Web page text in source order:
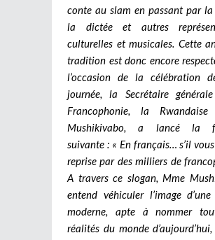
conte au slam en passant par la
la dictée et autres
culturelles et musicales. Cette
tradition est donc encore
l’occasion de la célébration
journée, la Secrétaire
Francophonie, la Rwandaise
Mushikivabo, a lancé la
suivante : « En français… s’il
reprise par des milliers de
A travers ce slogan, Mme
entend véhiculer l’image
moderne, apte à nommer
réalités du monde